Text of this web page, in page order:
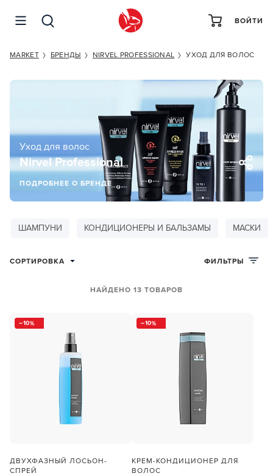
ВОЙТИ
MARKET БРЕНДЫ NIRVEL PROFESSIONAL УХОД ДЛЯ ВОЛОС
Nirvel Professional
Уход для волос
ПОДРОБНЕЕ О БРЕНДЕ
ШАМПУНИ КОНДИЦИОНЕРЫ И БАЛЬЗАМЫ МАСКИ
СОРТИРОВКА
НАЙДЕНО 13 ТОВАРОВ
ФИЛЬТРЫ
10
ДВУХФАЗНЫЙ ЛОСЬОН-
СПРЕЙ
10
КРЕМ-КОНДИЦИОНЕР ДЛЯ
ВОЛОС